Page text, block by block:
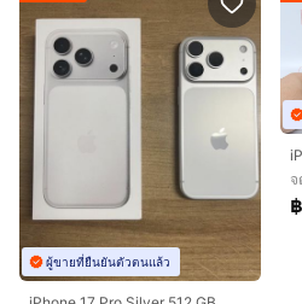
ผู้ขายที่ยืนยันตัวตนแล้ว